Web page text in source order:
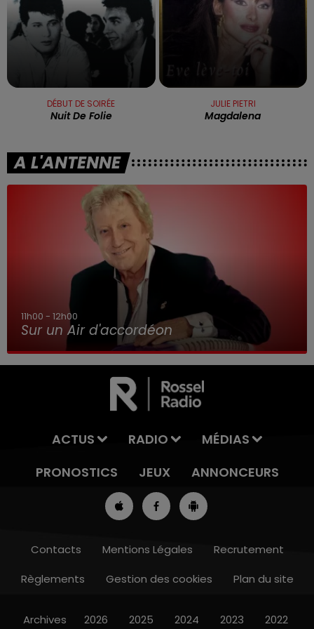
8h00 - 10h00
DÉBUT DE SOIRÉE
Nuit De Folie
JULIE PIETRI
Magdalena
A L'ANTENNE
11h00 - 12h00
Sur un Air d'accordéon
ACTUS RADIO
MÉDIAS
PRONOSTICS
JEUX ANNONCEURS
Contacts Mentions Légales
Recrutement
Règlements
Gestion des cookies Plan du site
Archives 2026 2025 2024 2023 2022